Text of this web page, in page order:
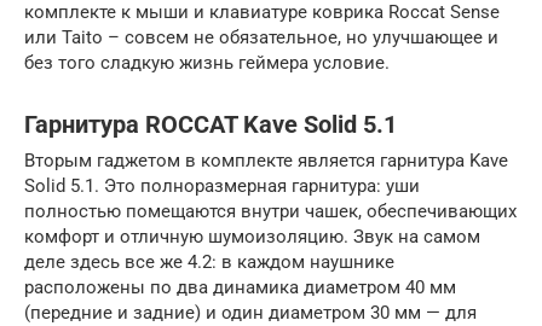
комплекте к мыши и клавиатуре коврика Roccat Sense
или Taito – совсем не обязательное, но улучшающее и
без того сладкую жизнь геймера условие.
Гарнитура ROCCAT Kave Solid 5.1
Вторым гаджетом в комплекте является гарнитура Kave
Solid 5.1. Это полноразмерная гарнитура: уши
полностью помещаются внутри чашек, обеспечивающих
комфорт и отличную шумоизоляцию. Звук на самом
деле здесь все же 4.2: в каждом наушнике
расположены по два динамика диаметром 40 мм
(передние и задние) и один диаметром 30 мм — для